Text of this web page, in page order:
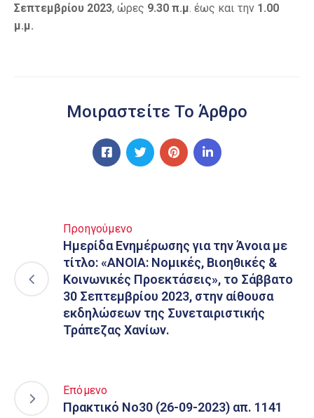
Σεπτεμβρίου 2023, ώρες 9.30 π.μ . έως και την 1.00
μ.μ.
Μοιραστείτε Το Άρθρο
Προηγούμενο
Ημερίδα Ενημέρωσης για την Άνοια με
τίτλο: «ΑΝΟΙΑ: Νομικές, Βιοηθικές &
Κοινωνικές Προεκτάσεις», το Σάββατο
30 Σεπτεμβρίου 2023, στην αίθουσα
εκδηλώσεων της Συνεταιριστικής
Τράπεζας Χανίων.
Επόμενο
Πρακτικό Νο30 (26-09-2023) απ. 1141